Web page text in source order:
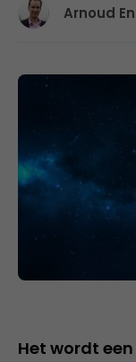
Arnoud
Het wordt